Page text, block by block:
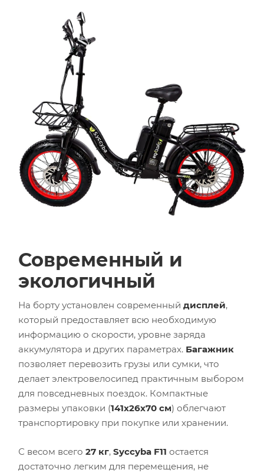
Современный и
экологичный
На борту установлен современный дисплей,
который предоставляет всю необходимую
информацию о скорости, уровне заряда
аккумулятора и других параметрах. Багажник
позволяет перевозить грузы или сумки, что
делает электровелосипед практичным выбором
для повседневных поездок. Компактные
размеры упаковки (141х26х70 см) облегчают
транспортировку при покупке или хранении.
С весом всего 27 кг, Syccyba F11 остается
достаточно легким для перемещения, не